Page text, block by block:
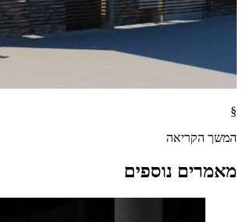
§
המשך הקריאה
מאמרים נוספים